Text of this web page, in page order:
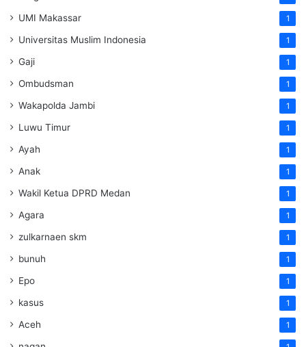
UMI Makassar 1
Universitas Muslim Indonesia 1
Gaji 1
Ombudsman 1
Wakapolda Jambi 1
Luwu Timur 1
Ayah 1
Anak 1
Wakil Ketua DPRD Medan 1
Agara 1
zulkarnaen skm 1
bunuh 1
Epo 1
kasus 1
Aceh 1